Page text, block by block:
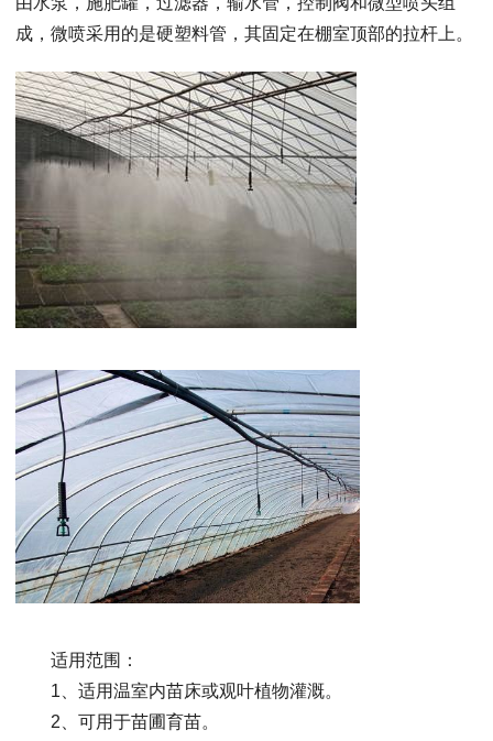
成，微喷采用的是硬塑料管，其固定在棚室顶部的拉杆上。
适用范围：
1、适用温室内苗床或观叶植物灌溉。
2、可用于苗圃育苗。